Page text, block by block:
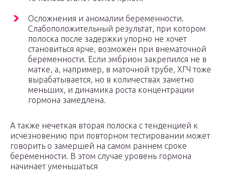
Осложнения и аномалии беременности.
Слабоположительный результат, при котором
полоска после задержки упорно не хочет
становиться ярче, возможен при внематочной
беременности. Если эмбрион закрепился не в
матке, а, например, в маточной трубе, ХГЧ тоже
вырабатывается, но в количествах заметно
меньших, и динамика роста концентрации
гормона замедлена.
А также нечеткая вторая полоска с тенденцией к
исчезновению при повторном тестировании может
говорить о замершей на самом раннем сроке
беременности. В этом случае уровень гормона
начинает уменьшаться